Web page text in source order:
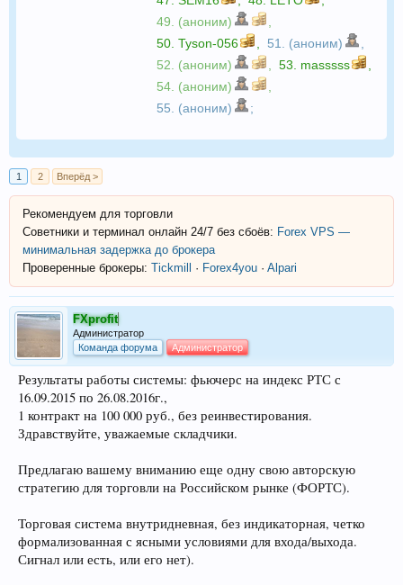
49. (аноним)
50. Tyson-056 51. (аноним)
52. (аноним)
53. masssss
54. (аноним)
55. (аноним)
;
1 2 Вперёд >
Рекомендуем для торговли
Советники и терминал онлайн 24/7 без сбоёв: Forex VPS —
минимальная задержка до брокера
Проверенные брокеры: Tickmill · Forex4you · Alpari
FXprofit
Администратор
Команда форума
Администратор
Результаты работы системы: фьючерс на индекс РТС с
16.09.2015 по 26.08.2016г.,
1 контракт на 100 000 руб., без реинвестирования.
Здравствуйте, уважаемые складчики.
Предлагаю вашему вниманию еще одну свою авторскую
стратегию для торговли на Российском рынке (ФОРТС).
Торговая система внутридневная, без индикаторная, четко
формализованная с ясными условиями для входа/выхода.
Сигнал или есть, или его нет).